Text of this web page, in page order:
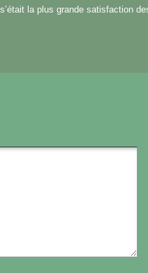
la plus grande satisfaction